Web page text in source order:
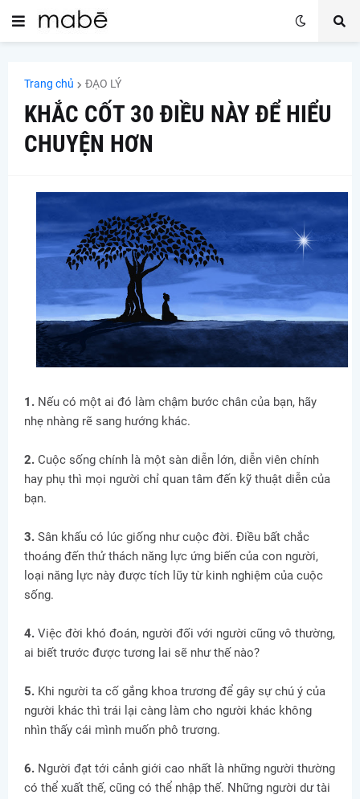
Trang chủ ĐẠO LÝ
KHẮC CỐT 30 ĐIỀU NÀY ĐỂ HIỂU
CHUYỆN HƠN
1. Nếu có một ai đó làm chậm bước chân của bạn, hãy
nhẹ nhàng rẽ sang hướng khác.
2. Cuộc sống chính là một sàn diễn lớn, diễn viên chính
hay phụ thì mọi người chỉ quan tâm đến kỹ thuật diễn của
bạn.
3. Sân khấu có lúc giống như cuộc đời. Điều bất chắc
thoáng đến thử thách năng lực ứng biến của con người,
loại năng lực này được tích lũy từ kinh nghiệm của cuộc
sống.
4. Việc đời khó đoán, người đối với người cũng vô thường,
ai biết trước được tương lai sẽ như thế nào?
5. Khi người ta cố gắng khoa trương để gây sự chú ý của
người khác thì trái lại càng làm cho người khác không
nhìn thấy cái mình muốn phô trương.
6. Người đạt tới cảnh giới cao nhất là những người thường
có thể xuất thế, cũng có thể nhập thế. Những người dư tài